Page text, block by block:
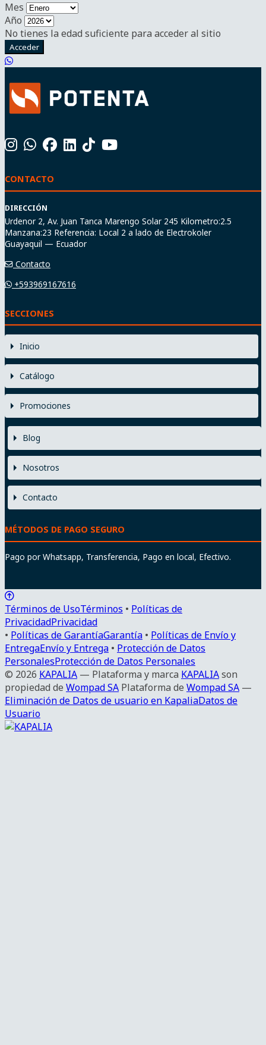
Mes
Año
No tienes la edad suficiente para acceder al sitio
Acceder
CONTACTO
DIRECCIÓN
Urdenor 2, Av. Juan Tanca Marengo Solar 245 Kilometro:2.5
Manzana:23 Referencia: Local 2 a lado de Electrokoler
Guayaquil — Ecuador
Contacto
+593969167616
SECCIONES
Inicio
Catálogo
Promociones
Blog
Nosotros
Contacto
MÉTODOS DE PAGO SEGURO
Pago por Whatsapp, Transferencia, Pago en local, Efectivo.
Términos de UsoTérminos • Políticas de
PrivacidadPrivacidad
• Políticas de GarantíaGarantía • Políticas de Envío y
EntregaEnvío y Entrega • Protección de Datos
PersonalesProtección de Datos Personales
© 2026 KAPALIA — Plataforma y marca KAPALIAson
propiedad de Wompad SA Plataforma de Wompad SA —
Eliminación de Datos de usuario en KapaliaDatos de
Usuario